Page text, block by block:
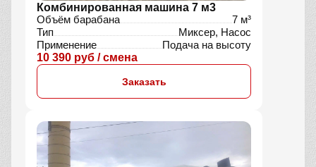
Комбинированная машина 7 м3
Объём барабана
7 м³
Тип
Миксер, Насос
Применение
Подача на высоту
10 390 руб / смена
Заказать